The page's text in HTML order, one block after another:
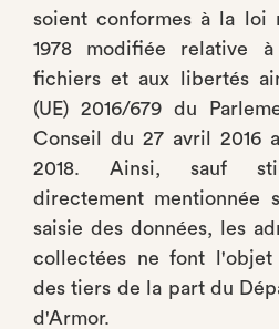
soient conformes à la loi
1978 modifiée relative
fichiers et aux libertés
(UE) 2016/679 du
Conseil du 27 avril 2016
2018. Ainsi, sauf
directement mentionnée
saisie des données, les
collectées ne font l'objet
des tiers de la part du
d'Armor.